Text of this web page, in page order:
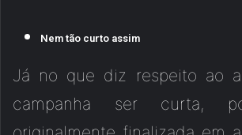
Nem tão curto assim
Já no que diz respeito ao
campanha ser curta,